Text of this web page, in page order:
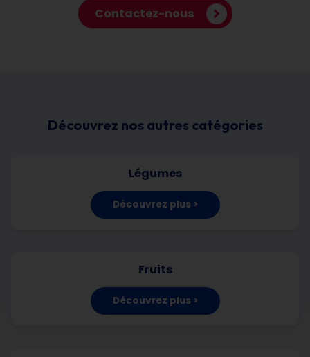
Contactez-nous
Découvrez nos autres catégories
Légumes
Découvrez plus >
Fruits
Découvrez plus >